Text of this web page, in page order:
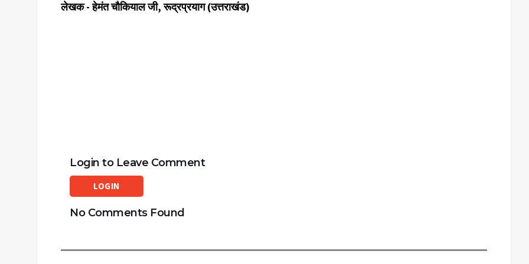
लेखक - हेमंत चौकियाल जी, रूद्रप्रयाग (उत्तराखंड)
Login to Leave Comment
LOGIN
No Comments Found